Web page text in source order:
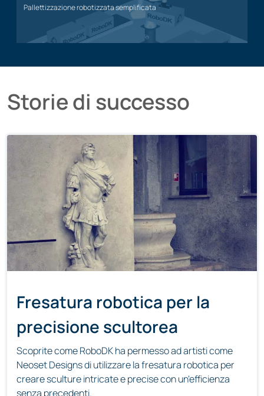
Pallettizzazione robotizzata semplificata
Applicazione di pallettizzazione
Storie di successo
Fresatura robotica per la
precisione scultorea
Scoprite come RoboDK ha permesso ad artisti come
Neoset Designs di utilizzare la fresatura robotica per
creare sculture intricate e precise con un'efficienza
senza precedenti.